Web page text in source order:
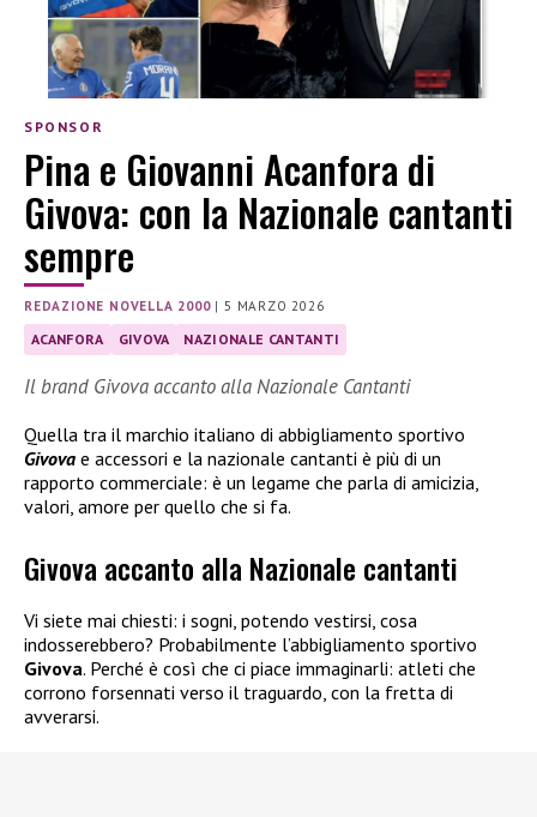
SPONSOR
Pina e Giovanni Acanfora di
Givova: con la Nazionale cantanti
sempre
REDAZIONE NOVELLA 2000| 5 MARZO 2026
ACANFORA GIVOVA NAZIONALE CANTANTI
Il brand Givova accanto alla Nazionale Cantanti
Quella tra il marchio italiano di abbigliamento sportivo
Givova e accessori e la nazionale cantanti è più di un
rapporto commerciale: è un legame che parla di amicizia,
valori, amore per quello che si fa.
Givova accanto alla Nazionale cantanti
Vi siete mai chiesti: i sogni, potendo vestirsi, cosa
indosserebbero? Probabilmente l’abbigliamento sportivo
Givova. Perché è così che ci piace immaginarli: atleti che
corrono forsennati verso il traguardo, con la fretta di
avverarsi.